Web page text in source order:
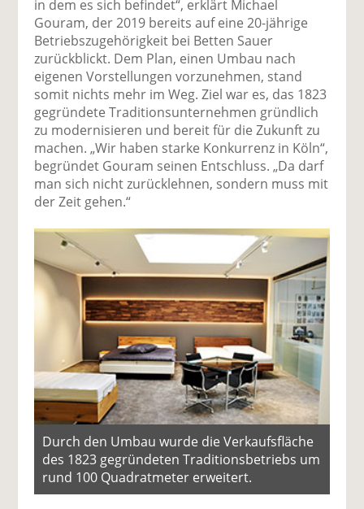
in dem es sich befindet“, erklärt Michael
Gouram, der 2019 bereits auf eine 20-jährige
Betriebszugehörigkeit bei Betten Sauer
zurückblickt. Dem Plan, einen Umbau nach
eigenen Vorstellungen vorzunehmen, stand
somit nichts mehr im Weg. Ziel war es, das 1823
gegründete Traditionsunternehmen gründlich
zu modernisieren und bereit für die Zukunft zu
machen. „Wir haben starke Konkurrenz in Köln“,
begründet Gouram seinen Entschluss. „Da darf
man sich nicht zurücklehnen, sondern muss mit
der Zeit gehen.“
Durch den Umbau wurde die Verkaufsfläche
des 1823 gegründeten Traditionsbetriebs um
rund 100 Quadratmeter erweitert.